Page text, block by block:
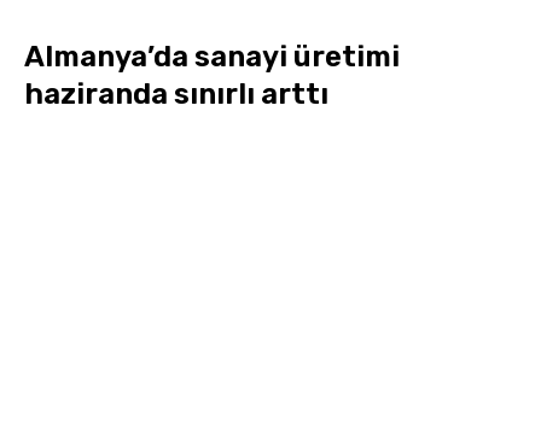
Almanya’da sanayi üretimi
haziranda sınırlı arttı